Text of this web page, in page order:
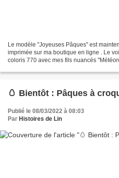
Le modèle "Joyeuses Pâques" est
imprimée sur ma boutique en ligne . Le
coloris 770 avec mes fils nuancés
🥚 Bientôt : Pâques à
Publié le 08/03/2022 à 08:03
Par Histoires de Lin